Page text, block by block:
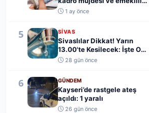
yaş şartı açık...
1 ay önce
5 SIVAS
Sivaslılar Dikkat! Yarın
13.00'te Kesilecek: İşte O
Mahalleler.....
28 gün önce
6 GÜNDEM
Kayseri’de rastgele ateş
açıldı: 1 yaralı
26 gün önce